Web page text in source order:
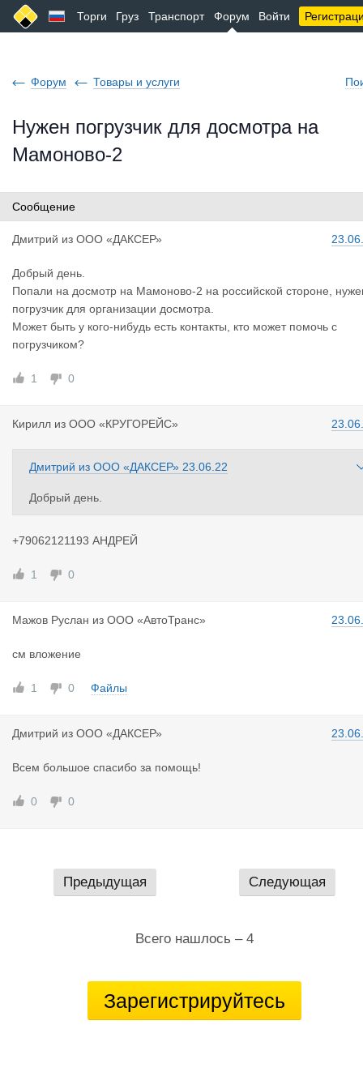
Торги Груз Транспорт Форум Войти
Форум Товары и услуги
Нужен погрузчик для досмотра на
Мамоново-2
Сообщение
Дмитрий из ООО «ДАКСЕР»
Добрый день.
Попали на досмотр на Мамоново-2 на российской стороне,
погрузчик для организации досмотра.
Может быть у кого-нибудь есть контакты, кто может помочь с
погрузчиком?
1 0
Кирилл из ООО «КРУГОРЕЙС»
Дмитрий из ООО «ДАКСЕР» 23.06.22
Добрый день.
жен погрузчик для организации досмотра.
Может быть у кого-нибудь есть контакты, кто может помочь с п
огрузчиком?
+79062121193 АНДРЕЙ
1 0
Мажов Руслан из ООО «АвтоТранс»
см вложение
1 0 Файлы
Дмитрий из ООО «ДАКСЕР»
Всем большое спасибо за помощь!
0 0
Предыдущая Следующая
Всего нашлось – 4
Зарегистрируйтесь